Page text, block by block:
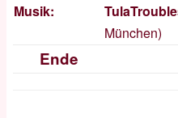
Musik:
München)
Ende